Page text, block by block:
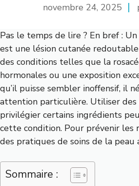
novembre 24, 2025
Pas le temps de lire ? En bref :
est une lésion cutanée
des conditions telles que la
hormonales ou une exposition
qu’il puisse sembler inoffensif, il
attention particulière. Utiliser
privilégier certains ingrédients
cette condition. Pour prévenir les
des pratiques de soins de la peau
Sommaire :